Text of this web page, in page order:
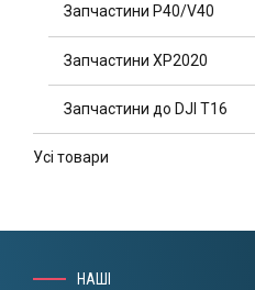
Запчастини P40/V40
Запчастини XP2020
Запчастини до DJI T16
Усі товари
НАШІ